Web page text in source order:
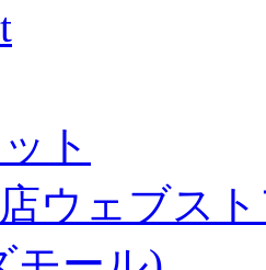
ト
ウェブス